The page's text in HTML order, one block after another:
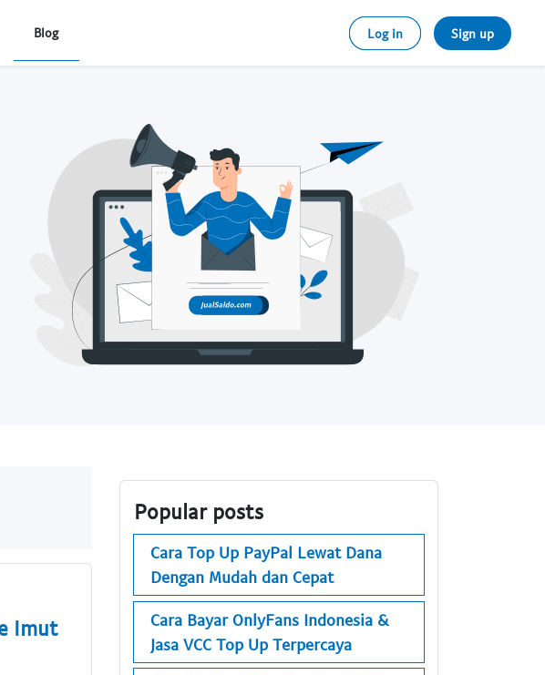
Blog Log in Sign up
Imut
Popular posts
Cara Top Up PayPal Lewat Dana
Dengan Mudah dan Cepat
Cara Bayar OnlyFans Indonesia &
Jasa VCC Top Up Terpercaya